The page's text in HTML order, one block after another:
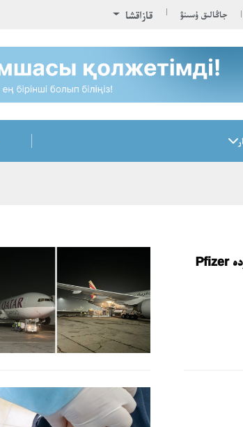
جاڭالىق ۇسىنۋ قازاقشا
شىمكەنتتەگى ەمحانالار مەن مەكتەپتەردە Pfizer